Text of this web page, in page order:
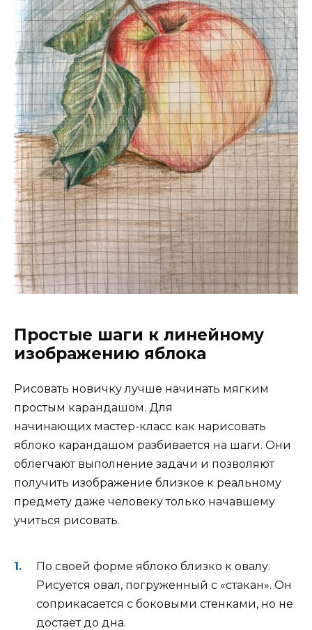
Простые шаги к линейному
изображению яблока
Рисовать новичку лучше начинать мягким
простым карандашом. Для
начинающих мастер-класс как нарисовать
яблоко карандашом разбивается на шаги. Они
облегчают выполнение задачи и позволяют
получить изображение близкое к реальному
предмету даже человеку только начавшему
учиться рисовать.
По своей форме яблоко близко к овалу.
Рисуется овал, погруженный с «стакан». Он
соприкасается с боковыми стенками, но не
достает до дна.